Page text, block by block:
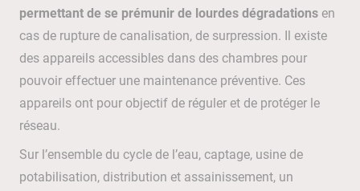
permettant de se prémunir de lourdes dégradations en
cas de rupture de canalisation, de surpression. Il existe
des appareils accessibles dans des chambres pour
pouvoir effectuer une maintenance préventive. Ces
appareils ont pour objectif de réguler et de protéger le
réseau.
Sur l’ensemble du cycle de l’eau, captage, usine de
potabilisation, distribution et assainissement, un